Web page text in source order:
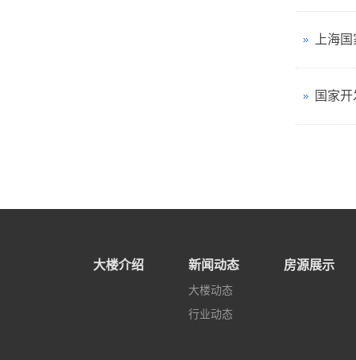
上海
国家
大楼介绍 新闻动态
大楼动态
行业动态
房源展示